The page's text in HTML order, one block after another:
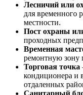
Лесничий или
для временного
местности.
Пост охраны
проходных
Временная
ремонтную зону
Торговая точка
кондиционера и
отдаленных